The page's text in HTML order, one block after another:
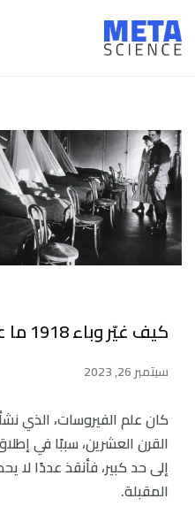
كيف غيّر وباء 1918 ما عرفناه عن الفيروسات
سبتمبر 26, 2023
كان علم الفيروسات، الذي
القرن العشرين، سببًا في
إلى حد كبير، فأنقذ عددًا لا
المقبلة.